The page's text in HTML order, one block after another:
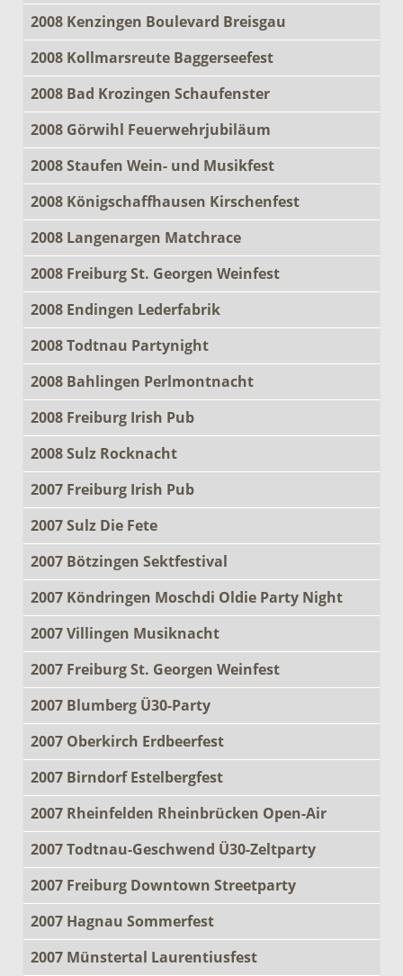
2008 Kenzingen Boulevard Breisgau
2008 Kollmarsreute Baggerseefest
2008 Bad Krozingen Schaufenster
2008 Görwihl Feuerwehrjubiläum
2008 Staufen Wein- und Musikfest
2008 Königschaffhausen Kirschenfest
2008 Langenargen Matchrace
2008 Freiburg St. Georgen Weinfest
2008 Endingen Lederfabrik
2008 Todtnau Partynight
2008 Bahlingen Perlmontnacht
2008 Freiburg Irish Pub
2008 Sulz Rocknacht
2007 Freiburg Irish Pub
2007 Sulz Die Fete
2007 Bötzingen Sektfestival
2007 Köndringen Moschdi Oldie Party Night
2007 Villingen Musiknacht
2007 Freiburg St. Georgen Weinfest
2007 Blumberg Ü30-Party
2007 Oberkirch Erdbeerfest
2007 Birndorf Estelbergfest
2007 Rheinfelden Rheinbrücken Open-Air
2007 Todtnau-Geschwend Ü30-Zeltparty
2007 Freiburg Downtown Streetparty
2007 Hagnau Sommerfest
2007 Münstertal Laurentiusfest